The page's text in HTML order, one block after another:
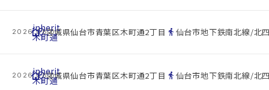
2026.08.07
cottage
inherit
木町通
location_on宮城県仙台市青葉区木町通2丁目 directions_walk 仙台市地下鉄南北線/北
2026.08.07
cottage
inherit
木町通
location_on宮城県仙台市青葉区木町通2丁目 directions_walk 仙台市地下鉄南北線/北